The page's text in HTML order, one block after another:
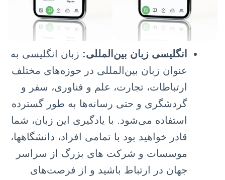
انگلیسی زبان بین‌المللی: زبان انگلیسی به
عنوان زبان بین‌المللی در حوزه‌های مختلف
ارتباطات، تجارت، علم و فناوری، سفر و
گردشگری و حتی رسانه‌ها به طور گسترده
استفاده می‌شود. با یادگیری این زبان، شما
قادر خواهید بود با تمامی افراد، دانشگاهها،
موسسات و شرکت های بزرگ از سراسر
جهان در ارتباط باشید و از فرصت‌های